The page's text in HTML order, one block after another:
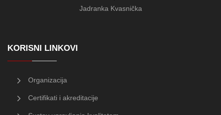
Jadranka Kvasnička
KORISNI LINKOVI
Organizacija
Certifikati i akreditacije